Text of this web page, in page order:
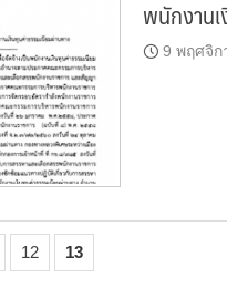
พนักงาน
9 พฤศจิก
12 13